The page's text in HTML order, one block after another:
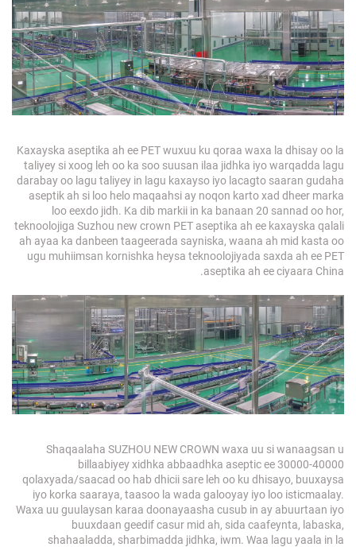
Kaxayska aseptika ah ee PET wuxuu ku qoraa waxa la dhisay oo la
taliyey si xoog leh oo ka soo suusan ilaa jidhka iyo warqadda lagu
darabay oo lagu taliyey in lagu kaxayso iyo lacagto saaran gudaha
aseptik ah si loo helo maqaahsi ay noqon karto xad dheer marka
loo eexdo jidh. Ka dib markii in ka banaan 20 sannad oo hor,
teknoolojiga Suzhou new crown PET aseptika ah ee kaxayska qalali
ah ayaa ka danbeen taageerada sayniska, waana ah mid kasta oo
ugu muhiimsan kornishka heysa teknoolojiyada saxda ah ee PET
aseptika ah ee ciyaara China.
Shaqaalaha SUZHOU NEW CROWN waxa uu si wanaagsan u
billaabiyey xidhka abbaadhka aseptic ee 30000-40000
qolaxyada/saacad oo hab dhicii sare leh oo ku dhisayo, buuxaysa
iyo korka saaraya, taasoo la wada galooyay iyo loo isticmaalay.
Waxa uu guulaysan karaa doonayaasha cusub in ay abuurtaan iyo
buuxdaan geedif casur mid ah, sida caafeynta, labaska,
shahaaladda, sharbimadda jidhka, iwm. Waa lagu yaala in la